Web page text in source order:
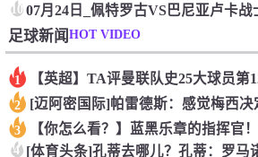
1007月24日_佩特罗古VS巴尼亚卢卡
足球新闻HOT VIDEO
1
2
3
4